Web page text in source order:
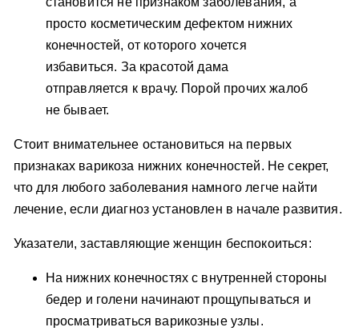
просто косметическим дефектом нижних
конечностей, от которого хочется
избавиться. За красотой дама
отправляется к врачу. Порой прочих жалоб
не бывает.
Стоит внимательнее остановиться на первых
признаках варикоза нижних конечностей. Не секрет,
что для любого заболевания намного легче найти
лечение, если диагноз установлен в начале развития.
Указатели, заставляющие женщин беспокоиться:
На нижних конечностях с внутренней стороны
бедер и голени начинают прощупываться и
просматриваться варикозные узлы.